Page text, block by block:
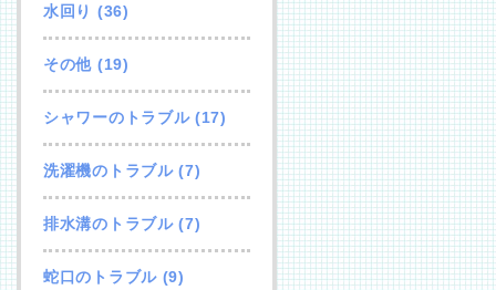
水回り (36)
その他 (19)
シャワーのトラブル(17)
洗濯機のトラブル(7)
排水溝のトラブル(7)
蛇口のトラブル(9)